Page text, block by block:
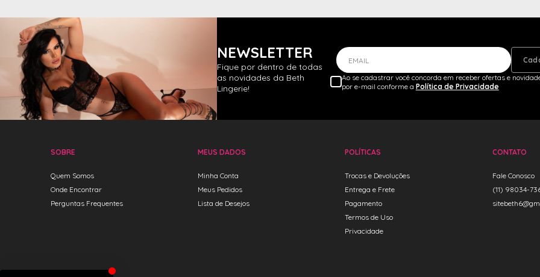
NEWSLETTER
Fique por dentro de todas
as novidades da Beth
Lingerie!
EMAIL
Ao se cadastrar você concorda em receber ofertas e
por e-mail conforme a Política de Privacidade
SOBRE
Quem Somos
Onde Encontrar
Perguntas Frequentes
MEUS DADOS
Minha Conta
Meus Pedidos
Lista de Desejos
POLÍTICAS
Trocas e Devoluções
Entrega e Frete
Pagamento
Termos de Uso
Privacidade
CONTATO
Fale Conosco
(11) 98034-